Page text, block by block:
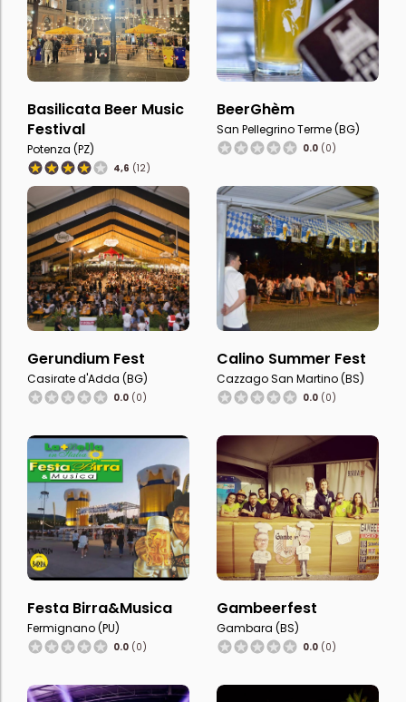
Basilicata Beer Music
Festival
Potenza (PZ)
4,6 (12)
BeerGhèm
San Pellegrino Terme (BG)
0.0 (0)
Gerundium Fest
Casirate d'Adda (BG)
0.0 (0)
Calino Summer Fest
Cazzago San Martino (BS)
0.0 (0)
Festa Birra&Musica
Fermignano (PU)
0.0 (0)
Gambeerfest
Gambara (BS)
0.0 (0)